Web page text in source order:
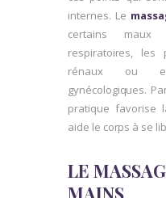
internes. Le
certains maux
respiratoires, les
rénaux ou
gynécologiques.
pratique favorise
aide le corps à se
LE